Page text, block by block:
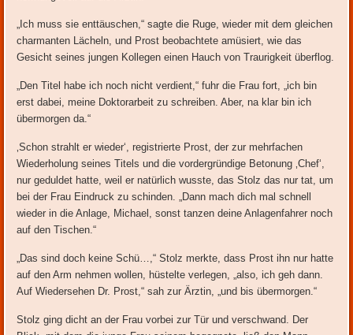
„Ich muss sie enttäuschen,“ sagte die Ruge, wieder mit dem gleichen
charmanten Lächeln, und Prost beobachtete amüsiert, wie das
Gesicht seines jungen Kollegen einen Hauch von Traurigkeit überflog.
„Den Titel habe ich noch nicht verdient,“ fuhr die Frau fort, „ich bin
erst dabei, meine Doktorarbeit zu schreiben. Aber, na klar bin ich
übermorgen da.“
‚Schon strahlt er wieder‘, registrierte Prost, der zur mehrfachen
Wiederholung seines Titels und die vordergründige Betonung ‚Chef‘,
nur geduldet hatte, weil er natürlich wusste, das Stolz das nur tat, um
bei der Frau Eindruck zu schinden. „Dann mach dich mal schnell
wieder in die Anlage, Michael, sonst tanzen deine Anlagenfahrer noch
auf den Tischen.“
„Das sind doch keine Schü…,“ Stolz merkte, dass Prost ihn nur hatte
auf den Arm nehmen wollen, hüstelte verlegen, „also, ich geh dann.
Auf Wiedersehen Dr. Prost,“ sah zur Ärztin, „und bis übermorgen.“
Stolz ging dicht an der Frau vorbei zur Tür und verschwand. Der